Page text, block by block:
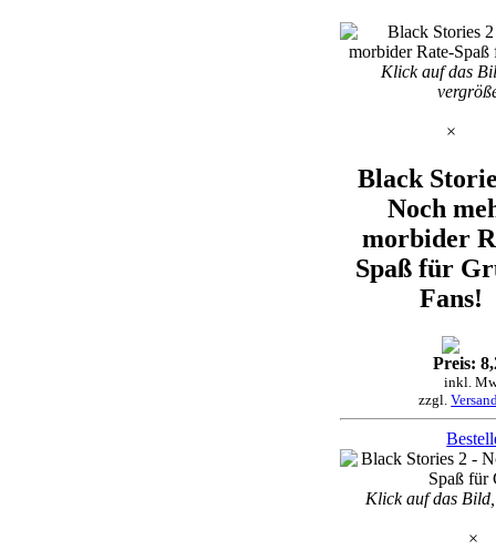
Klick auf das
×
Black
Noch
morbider
Spaß für
Fans!
Preis:
inkl.
zzgl.
Klick auf das
×